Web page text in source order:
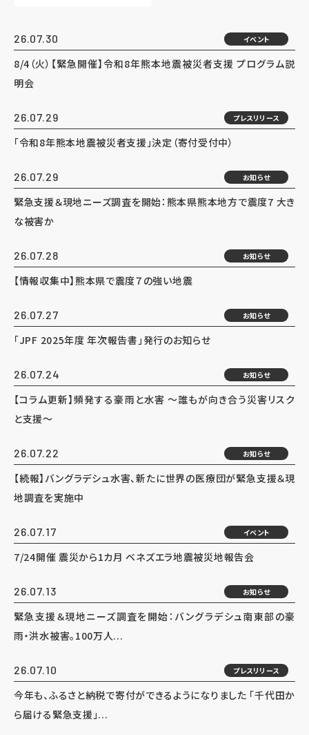
26.07.30 イベント
8/4（火）【緊急開催】令和8年熊本地震被災者支援 プログラム説
明会
26.07.29 プレスリリース
「令和8年熊本地震被災者支援」決定（寄付受付中）
26.07.29 お知らせ
緊急支援＆現地ニーズ調査を開始：熊本県熊本地方で震度7 大き
な被害か
26.07.28 お知らせ
【情報収集中】熊本県で震度７の強い地震
26.07.27 お知らせ
「JPF 2025年度 年次報告書」発行のお知らせ
26.07.24 お知らせ
【コラム更新】頻発する豪雨と水害 ～誰もが向き合う災害リスク
と支援～
26.07.22 お知らせ
【続報】バングラデシュ水害、新たに世界の医療団が緊急支援＆現
地調査を実施中
26.07.17 イベント
7/24開催 震災から1カ月 ベネズエラ地震被災地報告会
26.07.13 お知らせ
緊急支援＆現地ニーズ調査を開始：バングラデシュ南東部の豪
雨・洪水被害。100万人...
26.07.10 プレスリリース
今年も、ふるさと納税で寄付ができるようになりました 「千代田か
ら届ける緊急支援」...